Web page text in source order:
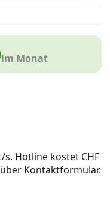
im Monat
Hotline kostet CHF
Kontaktformular.